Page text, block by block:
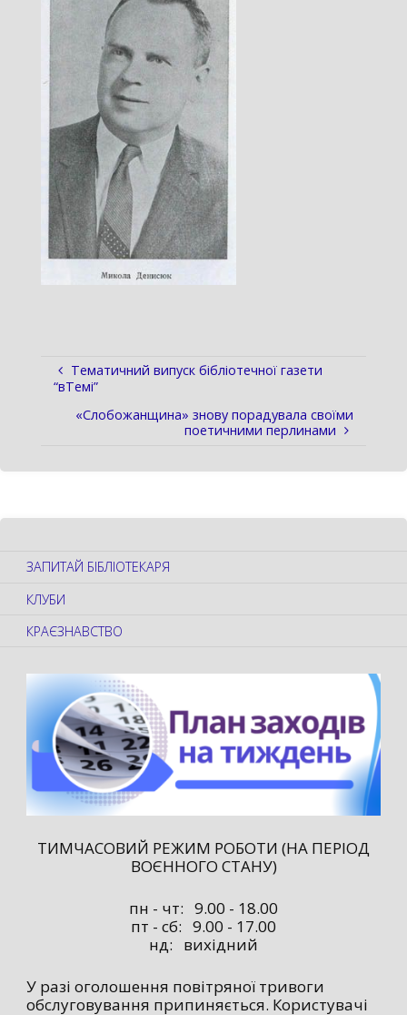
Тематичний випуск бібліотечної газети
“вТемі”
«Слобожанщина» знову порадувала своїми
поетичними перлинами
ЗАПИТАЙ БІБЛІОТЕКАРЯ
КЛУБИ
КРАЄЗНАВСТВО
ТИМЧАСОВИЙ РЕЖИМ РОБОТИ (НА ПЕРІОД
ВОЄННОГО СТАНУ)
пн - чт: 9.00 - 18.00
пт - сб: 9.00 - 17.00
нд: вихідний
У разі оголошення повітряної тривоги
обслуговування припиняється. Користувачі